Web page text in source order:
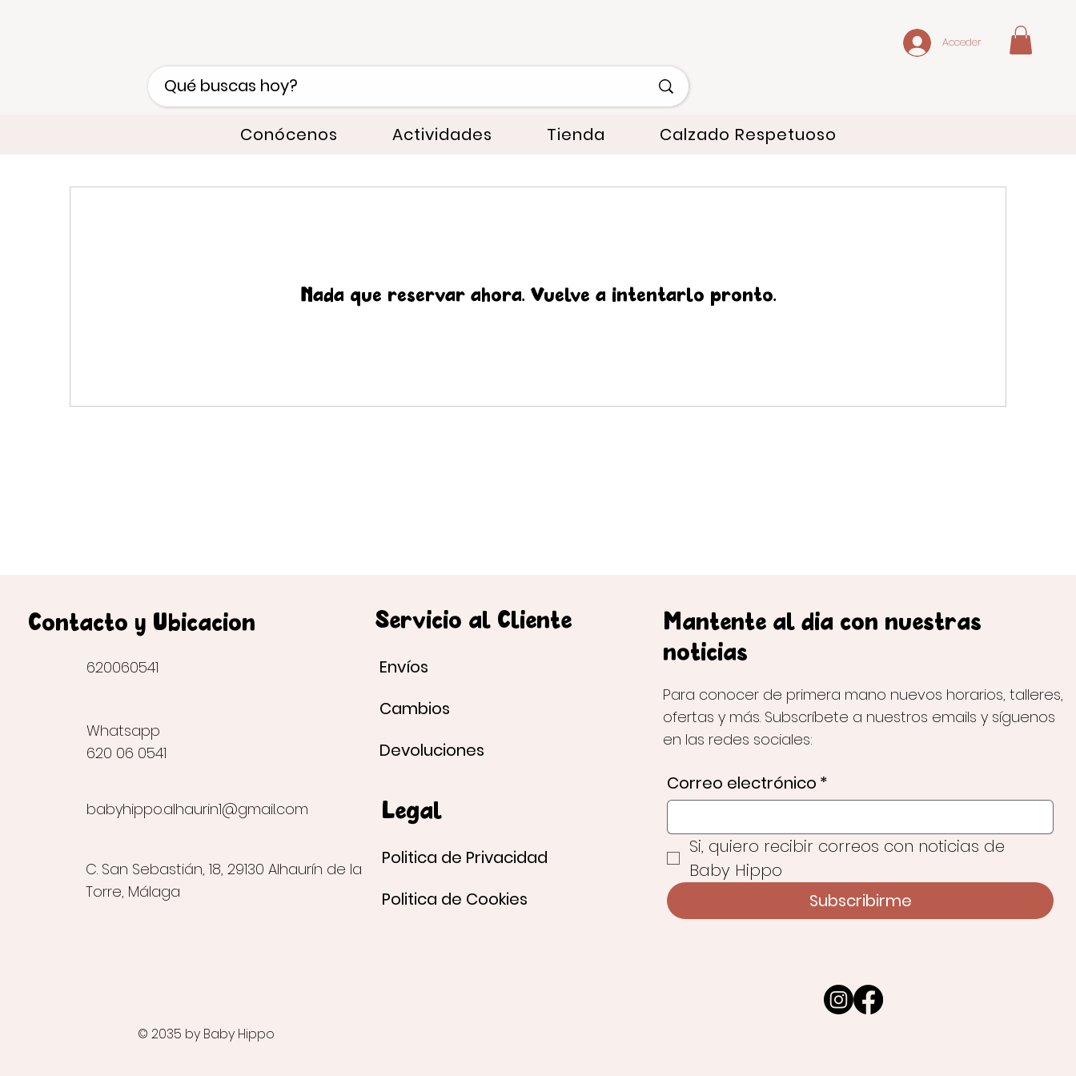
Acceder
Conócenos Actividades Tienda Calzado Respetuoso
Nada que reservar ahora. Vuelve a intentarlo pronto.
Contacto y Ubicación
620060541
Whatsapp
620 06 0541
babyhippo.alhaurin1@gmail.com
C. San Sebastián, 18, 29130 Alhaurín de la
Torre, Málaga
Servicio al Cliente
Envíos
Cambios
Devoluciones
Legal
Politica de Privacidad
Politica de Cookies
Mantente al día con nuestras
noticias
Para conocer de primera mano nuevos horarios, talleres,
ofertas y más. Subscríbete a nuestros emails y síguenos
en las redes sociales:
Correo electrónico *
Si, quiero recibir correos con noticias de
Baby Hippo
Subscribirme
© 2035 by Baby Hippo